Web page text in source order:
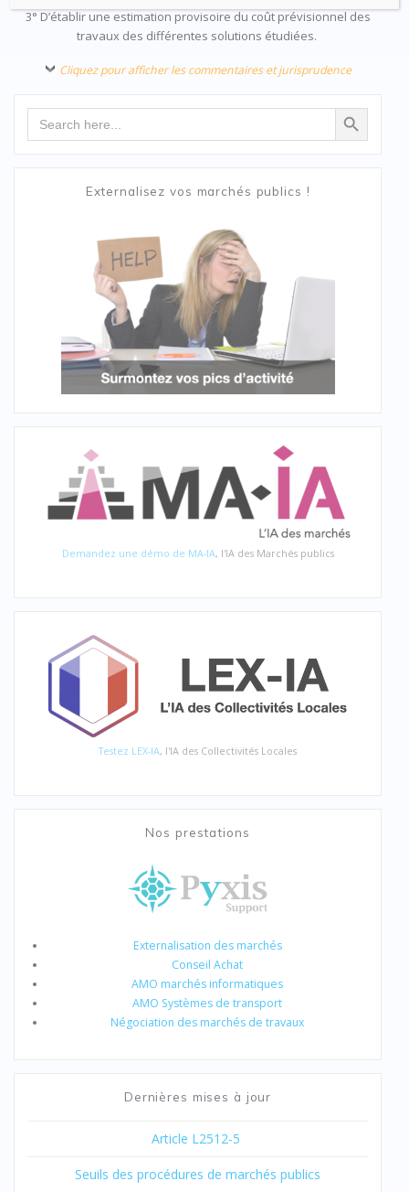
3° D’établir une estimation provisoire du coût prévisionnel des
travaux des différentes solutions étudiées.
Cliquez pour afficher les commentaires et jurisprudence
Search Search Button
Externalisez vos marchés publics !
Demandez une démo de MA-IA, l'IA des Marchés publics
Testez LEX-IA, l'IA des Collectivités Locales
Nos prestations
Externalisation des marchés
Conseil Achat
AMO marchés informatiques
AMO Systèmes de transport
Négociation des marchés de travaux
Dernières mises à jour
Article L2512-5
Seuils des procédures de marchés publics